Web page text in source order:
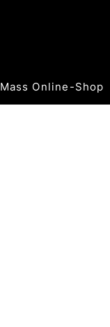
Mass Online-Shop